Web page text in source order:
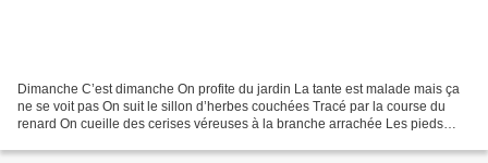
Dimanche C’est dimanche On profite du jardin La tante est malade mais ça
ne se voit pas On suit le sillon d’herbes couchées Tracé par la course du
renard On cueille des cerises véreuses à la branche arrachée Les pieds